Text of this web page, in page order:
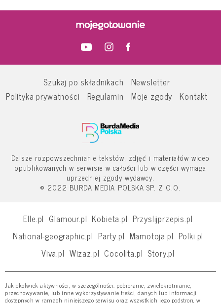
Szukaj po składnikach
Newsletter
Polityka prywatności
Regulamin Moje zgody Kontakt
Dalsze rozpowszechnianie tekstów, zdjęć i materiałów wideo
opublikowanych w serwisie w całości lub w części wymaga
uprzedniej zgody wydawcy.
© 2022 BURDA MEDIA POLSKA SP. Z O.O.
Elle.pl Glamour.pl Kobieta.pl Przyslijprzepis.pl
National-geographic.pl Party.pl Mamotoja.pl Polki.pl
Viva.pl Wizaz.pl Cocolita.pl Story.pl
Jakiekolwiek aktywności, w szczególności: pobieranie, zwielokrotnianie,
przechowywanie, lub inne wykorzystywanie treści, danych lub informacji
dostępnych w ramach niniejszego serwisu oraz wszystkich jego podstron, w